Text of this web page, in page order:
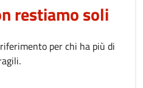
restiamo soli
per chi ha più di